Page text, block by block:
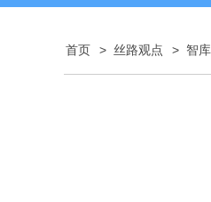
首页 > 丝路观点 > 智